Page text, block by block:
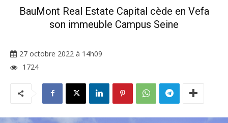
BauMont Real Estate Capital cède en Vefa
son immeuble Campus Seine
27 octobre 2022 à 14h09
1724